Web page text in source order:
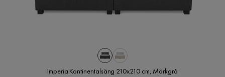
Imperia Kontinentalsäng 210x210 cm, Mörkgrå